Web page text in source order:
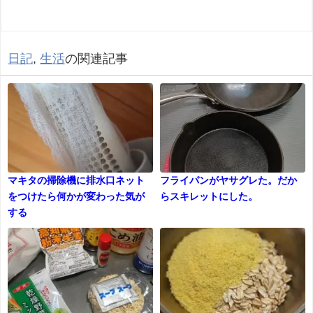
日記, 生活の関連記事
マキタの掃除機に排水口ネット
をつけたら何かが変わった気が
する
フライパンがヤサグレた。だか
らスキレットにした。